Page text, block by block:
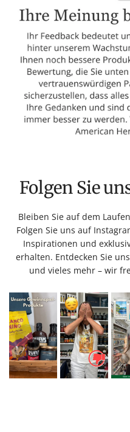
Folgen Sie
Bleiben Sie auf dem
Folgen Sie uns auf
Inspirationen und
erhalten. Entdecken Sie
und vieles mehr – wir